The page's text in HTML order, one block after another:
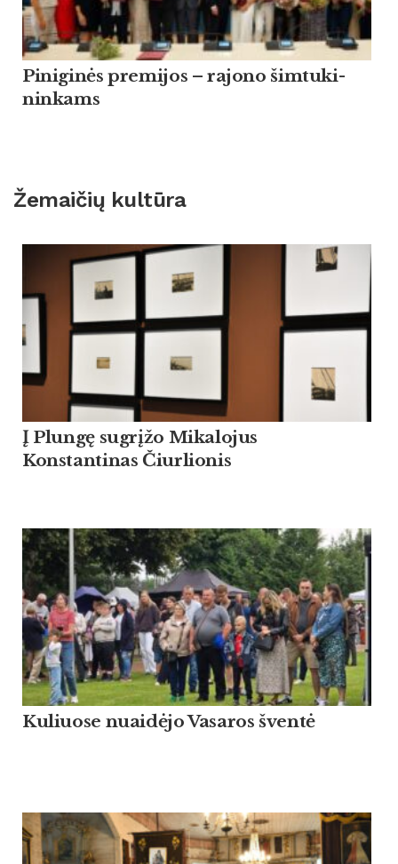
Pi­ni­ginės pre­mi­jos – ra­jo­no šim­tu­ki­
nin­kams
Žemaičių kultūra
Į Plungę sugrįžo Mikalojus
Konstantinas Čiurlionis
Kuliuose nuaidėjo Vasaros šventė